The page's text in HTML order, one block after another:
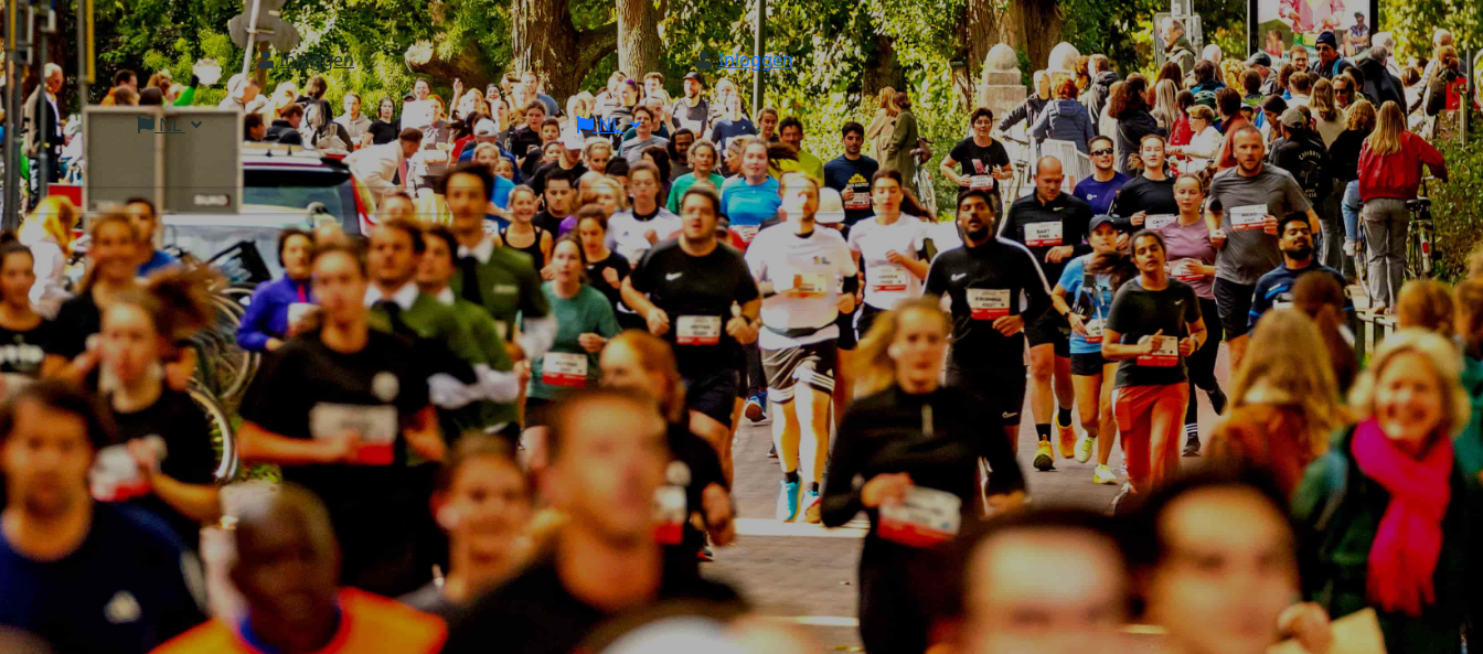
Inloggen
NL
Inloggen
NL